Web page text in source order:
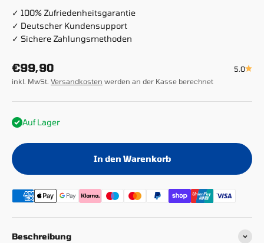
✓ 100% Zufriedenheitsgarantie
✓ Deutscher Kundensupport
✓ Sichere Zahlungsmethoden
Angebot
€99,90
5.0
inkl. MwSt. Versandkosten werden an der Kasse berechnet
Auf Lager
In den Warenkorb
Beschreibung